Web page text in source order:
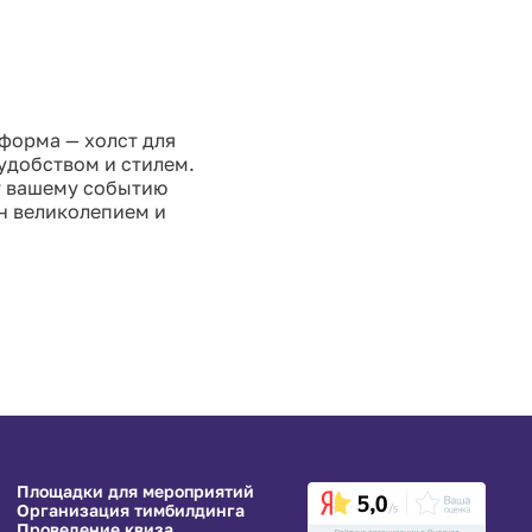
— холст для
и стилем.
вашему событию
великолепием и
Площадки для мероприятий
Организация тимбилдинга